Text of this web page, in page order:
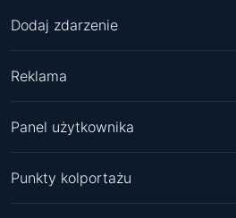
Dodaj zdarzenie
Reklama
Panel użytkownika
Punkty kolportażu